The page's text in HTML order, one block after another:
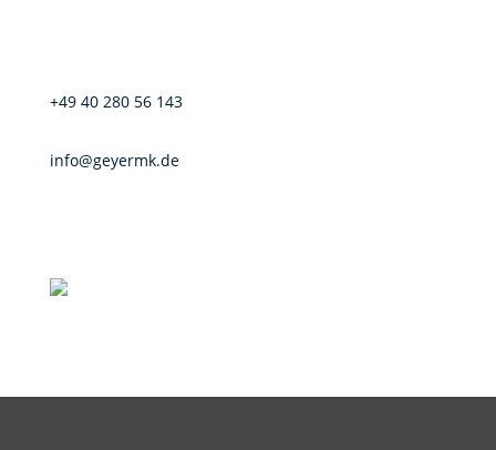
+49 40 280 56 143
info@geyermk.de